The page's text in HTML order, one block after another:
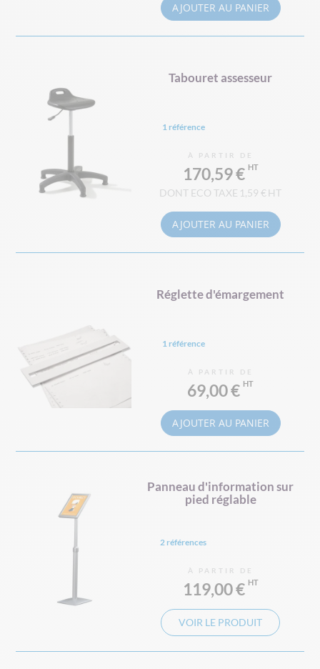
AJOUTER AU PANIER
Tabouret assesseur
1 référence
À PARTIR DE
170,59 €
1,59 €
AJOUTER AU PANIER
Réglette d'émargement
1 référence
À PARTIR DE
69,00 €
AJOUTER AU PANIER
Panneau d'information sur
pied réglable
2 références
À PARTIR DE
119,00 €
VOIR LE PRODUIT